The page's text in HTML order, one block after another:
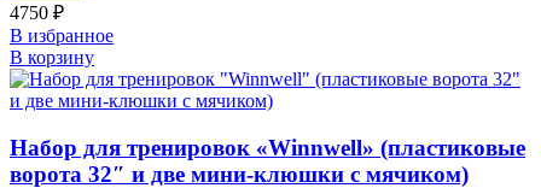
4750 ₽
В избранное
В корзину
Набор для тренировок «Winnwell» (пластиковые
ворота 32″ и две мини-клюшки с мячиком)